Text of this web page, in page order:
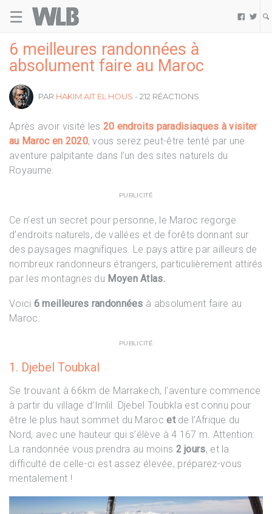
☰  
6 meilleures randonnées à
absolument faire au Maroc
PAR HAKIM AIT EL HOUS - 212 RÉACTIONS
Après avoir visité les 20 endroits paradisiaques à visiter
au Maroc en 2020, vous serez peut-être tenté par une
aventure palpitante dans l’un des sites naturels du
Royaume.
PUBLICITÉ
Ce n’est un secret pour personne, le Maroc regorge
d’endroits naturels, de vallées et de forêts donnant sur
des paysages magnifiques. Le pays attire par ailleurs de
nombreux randonneurs étrangers, particulièrement attirés
par les montagnes du Moyen Atlas.
Voici 6 meilleures randonnées à absolument faire au
Maroc:
PUBLICITÉ
1. Djebel Toubkal
Se trouvant à 66km de Marrakech, l’aventure commence
à partir du village d’Imlil. Djebel Toubkla est connu pour
être le plus haut sommet du Maroc etde l’Afrique du
Nord, avec une hauteur qui s’élève à 4 167 m. Attention:
La randonnée vous prendra au moins 2 jours, et la
difficulté de celle-ci est assez élevée, préparez-vous
mentalement !